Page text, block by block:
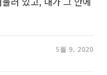
5월 9, 2020